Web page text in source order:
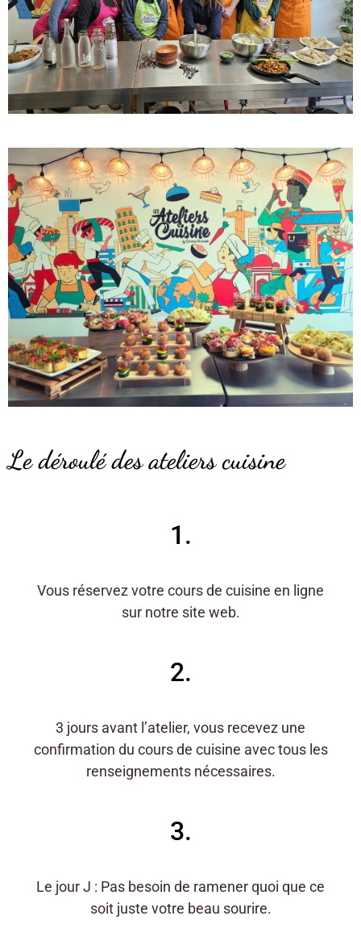
Le déroulé des ateliers cuisine
1.
Vous réservez votre cours de cuisine en ligne
sur notre site web.
2.
3 jours avant l’atelier, vous recevez une
confirmation du cours de cuisine avec tous les
renseignements nécessaires.
3.
Le jour J : Pas besoin de ramener quoi que ce
soit juste votre beau sourire.